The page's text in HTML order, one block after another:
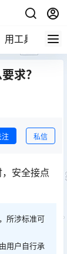
用工具 论技
求？
注 私信
安全接点
所涉标准可
用户自行承